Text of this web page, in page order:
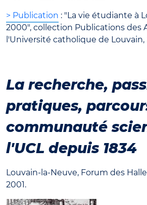
> Publication : "La vie étudiante à
2000", collection Publications des
l'Université catholique de Louvain,
La recherche,
pratiques,
communauté
l'UCL depuis 1834
Louvain-la-Neuve, Forum des
2001.